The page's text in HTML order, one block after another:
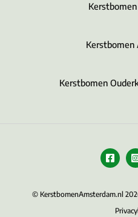
Kerstbomen
© KerstbomenAmsterdam.nl